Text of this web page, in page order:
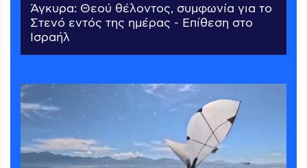
Άγκυρα: Θεού θέλοντος, συμφωνία για το
Στενό εντός της ημέρας - Επίθεση στο
Ισραήλ